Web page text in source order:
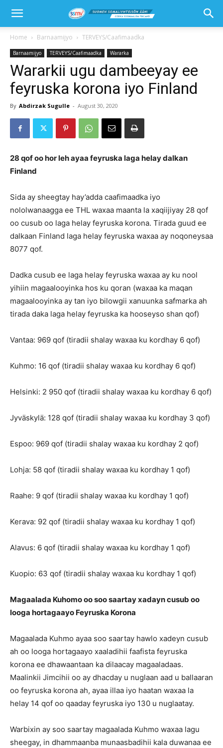
Home Barnaamijyo TERVEYS/Caafimaadka
Barnaamijyo TERVEYS/Caafimaadka Wararka
Wararkii ugu dambeeyay ee
feyruska korona iyo Finland
By Abdirzak Sugulle - August 30, 2020
28 qof oo hor leh ayaa feyruska laga helay dalkan
Finland
Sida ay sheegtay hay’adda caafimaadka iyo
nololwanaagga ee THL waxaa maanta la xaqiijiyay 28 qof
oo cusub oo laga helay feyruska korona. Tirada guud ee
dalkaan Finland laga helay feyruska waxaa ay noqoneysaa
8077 qof.
Dadka cusub ee laga helay feyruska waxaa ay ku nool
yihiin magaalooyinka hos ku qoran (waxaa ka maqan
magaalooyinka ay tan iyo bilowgii xanuunka safmarka ah
tirada daka laga helay feyruska ka hooseyso shan qof)
Vantaa: 969 qof (tiradii shalay waxaa ku kordhay 6 qof)
Kuhmo: 16 qof (tiradii shalay waxaa ku kordhay 6 qof)
Helsinki: 2 950 qof (tiradii shalay waxaa ku kordhay 6 qof)
Jyväskylä: 128 qof (tiradii shalay waxaa ku kordhay 3 qof)
Espoo: 969 qof (tiradii shalay waxaa ku kordhay 2 qof)
Lohja: 58 qof (tiradii shalay waxaa ku kordhay 1 qof)
Raahe: 9 qof (tiradii shalay waxaa ku kordhay 1 qof)
Kerava: 92 qof (tiradii shalay waxaa ku kordhay 1 qof)
Alavus: 6 qof (tiradii shalay waxaa ku kordhay 1 qof)
Kuopio: 63 qof (tiradii shalay waxaa ku kordhay 1 qof)
Magaalada Kuhomo oo soo saartay xadayn cusub oo
looga hortagaayo Feyruska Korona
Magaalada Kuhmo ayaa soo saartay hawlo xadeyn cusub
ah oo looga hortagaayo xaaladihii faafista feyruska
korona ee dhawaantaan ka dilaacay magaaladaas.
Maalinkii Jimcihii oo ay dhacday u nuglaan aad u ballaaran
oo feyruska korona ah, ayaa illaa iyo haatan waxaa la
helay 14 qof oo qaaday feyruska iyo 130 u nuglaatay.
Warbixin ay soo saartay magaalada Kuhmo waxaa lagu
sheegay, in dhammaanba munaasbadihii kala duwanaa ee